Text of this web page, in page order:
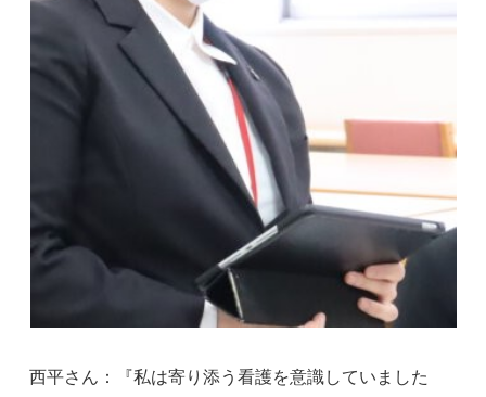
西平さん：『私は寄り添う看護を意識していました